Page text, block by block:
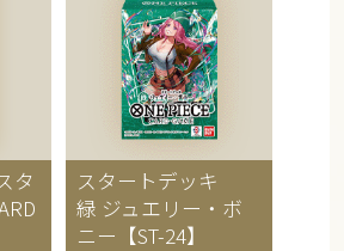
タ
スタートデッキ
緑 ジュエリー・ボ
ニー 【ST-24】